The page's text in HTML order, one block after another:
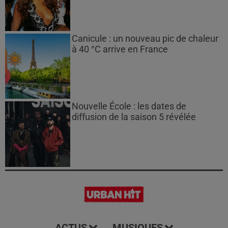
Canicule : un nouveau pic de chaleur
à 40 °C arrive en France
Nouvelle École : les dates de
diffusion de la saison 5 révélée